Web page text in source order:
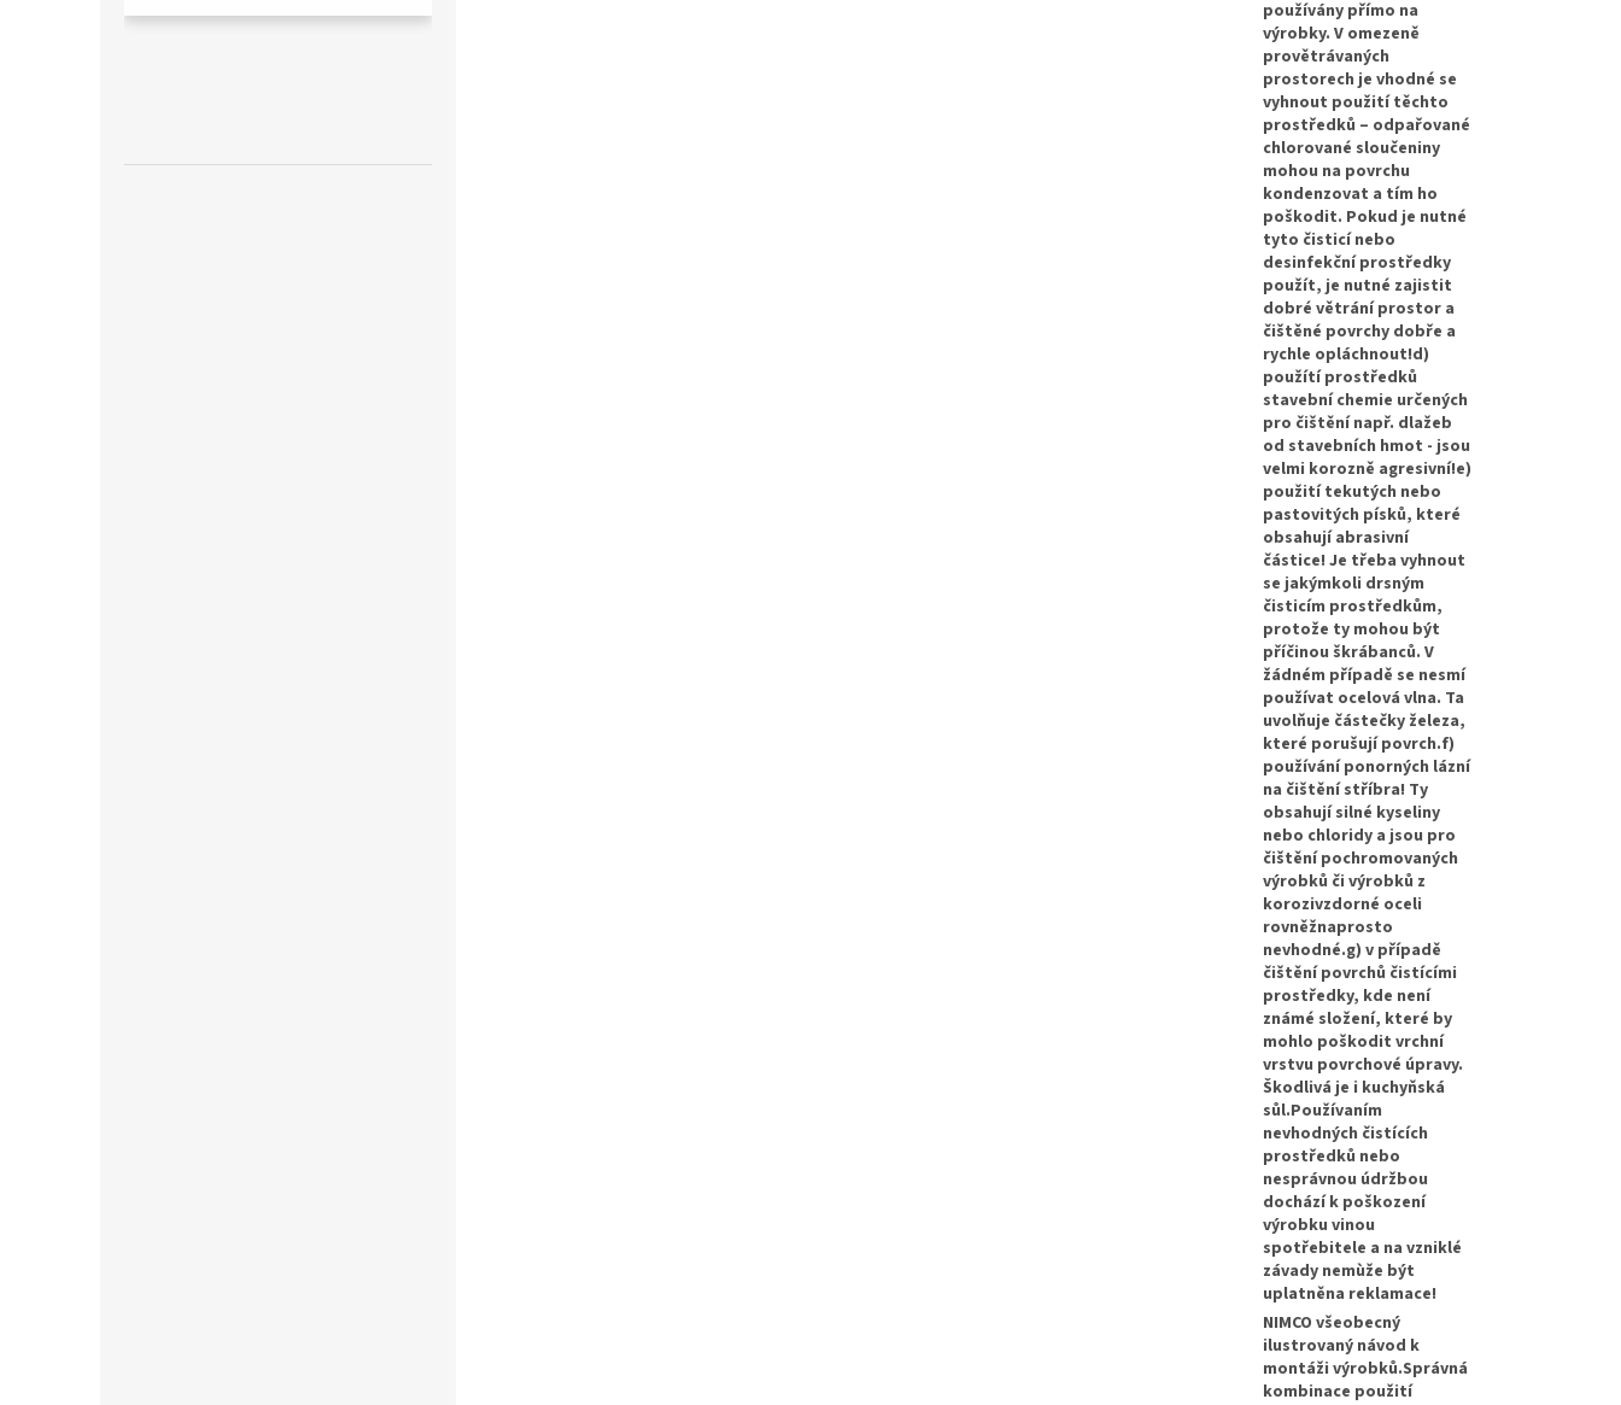
používány přímo na
výrobky. V omezeně
provětrávaných
prostorech je vhodné se
vyhnout použití těchto
prostředků – odpařované
chlorované sloučeniny
mohou na povrchu
kondenzovat a tím ho
poškodit. Pokud je nutné
tyto čisticí nebo
desinfekční prostředky
použít, je nutné zajistit
dobré větrání prostor a
čištěné povrchy dobře a
rychle opláchnout!d)
použítí prostředků
stavební chemie určených
pro čištění např. dlažeb
od stavebních hmot - jsou
velmi korozně agresivní!e)
použití tekutých nebo
pastovitých písků, které
obsahují abrasivní
částice! Je třeba vyhnout
se jakýmkoli drsným
čisticím prostředkům,
protože ty mohou být
příčinou škrábanců. V
žádném případě se nesmí
používat ocelová vlna. Ta
uvolňuje částečky železa,
které porušují povrch.f)
používání ponorných lázní
na čištění stříbra! Ty
obsahují silné kyseliny
nebo chloridy a jsou pro
čištění pochromovaných
výrobků či výrobků z
korozivzdorné oceli
rovněžnaprosto
nevhodné.g) v případě
čištění povrchů čistícími
prostředky, kde není
známé složení, které by
mohlo poškodit vrchní
vrstvu povrchové úpravy.
Škodlivá je i kuchyňská
sůl.Používaním
nevhodných čistících
prostředků nebo
nesprávnou údržbou
dochází k poškození
výrobku vinou
spotřebitele a na vzniklé
závady nemùže být
uplatněna reklamace!
NIMCO všeobecný
ilustrovaný návod k
montáži výrobků.Správná
kombinace použití